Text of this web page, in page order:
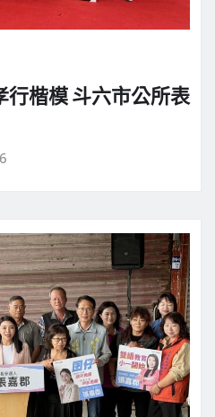
行楷模 斗六市公所表